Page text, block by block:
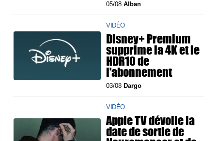
05/08Alban
VIDÉO
Disney+ Premium
supprime la 4K et le
HDR10 de
l'abonnement
03/08 Dargo
VIDÉO
Apple TV dévoile la
date de sortie de